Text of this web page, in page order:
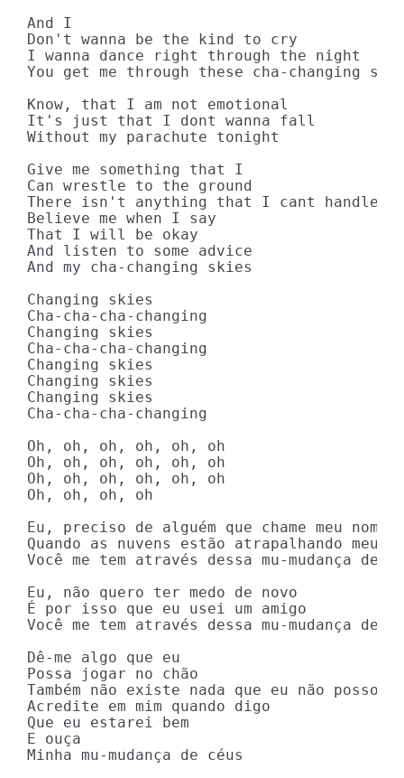
And I
Don't wanna be the kind to cry
I wanna dance right through the night
You get me through these cha-changing
Know, that I am not emotional
It's just that I dont wanna fall
Without my parachute tonight
Give me something that I
Can wrestle to the ground
There isn't anything that I cant handle
Believe me when I say
That I will be okay
And listen to some advice
And my cha-changing skies
Changing skies
Cha-cha-cha-changing
Changing skies
Cha-cha-cha-changing
Changing skies
Changing skies
Changing skies
Cha-cha-cha-changing
Oh, oh, oh, oh, oh, oh
Oh, oh, oh, oh, oh, oh
Oh, oh, oh, oh, oh, oh
Oh, oh, oh, oh
Eu, preciso de alguém que chame meu nome
Quando as nuvens estão atrapalhando meu
Você me tem através dessa mu-mudança de
Eu, não quero ter medo de novo
É por isso que eu usei um amigo
Você me tem através dessa mu-mudança de
Dê-me algo que eu
Possa jogar no chão
Também não existe nada que eu não posso
Acredite em mim quando digo
Que eu estarei bem
E ouça
Minha mu-mudança de céus